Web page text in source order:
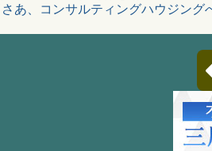
あ、コンサルティングハウジング